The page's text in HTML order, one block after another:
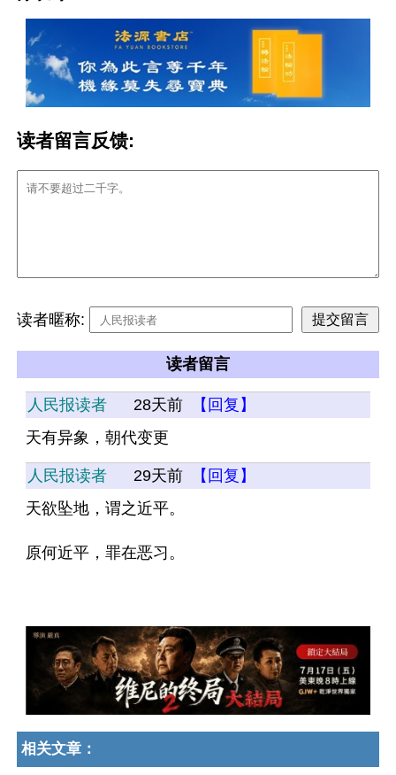
读者留言反馈:
读者暱称:
读者留言
人民报读者 28天前
【回复】
天有异象，朝代变更
人民报读者 29天前
【回复】
天欲坠地，谓之近平。
原何近平，罪在恶习。
相关文章：